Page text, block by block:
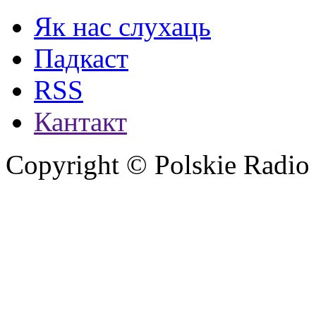
Як нас слухаць
Падкаст
RSS
Кантакт
Copyright © Polskie